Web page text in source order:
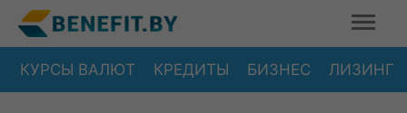
КУРСЫ ВАЛЮТ КРЕДИТЫ БИЗНЕС ЛИЗИНГ